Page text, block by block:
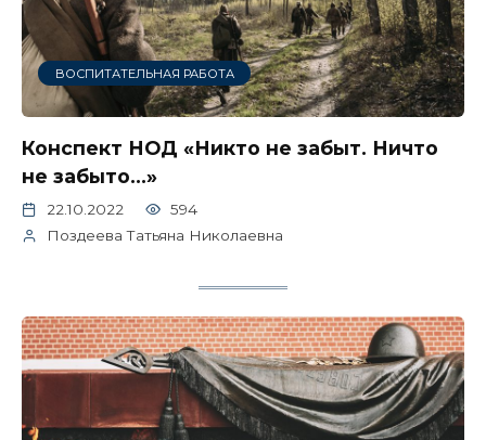
ВОСПИТАТЕЛЬНАЯ РАБОТА
Конспект НОД «Никто не забыт. Ничто
не забыто…»
22.10.2022
594
Поздеева Татьяна Николаевна